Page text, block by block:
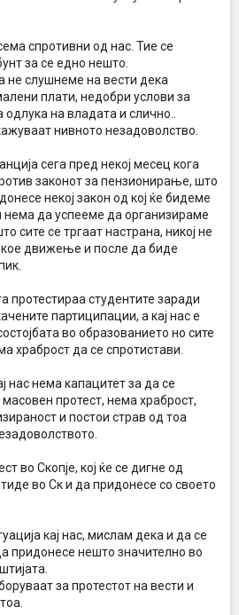
спротивни од нас. Тие се
за се едно нешто.
не слушнеме на вести дека
плати, недобри услови за
на владата и слично..
нивното незадоволство.
сега пред некој месец кога
законот за пензионирање, што
некој закон од кој ќе бидеме
нема да успееме да организираме
сите се тргаат настрана, никој не
движење и после да биде
протестираа студентите заради
партиципации, а кај нас е
во образованието но сите
храброст да се спротистави.
нас нема капацитет за да се
протест, нема храброст,
и постои страв од тоа
во Скопје, кој ќе се дигне од
во Ск и да придонесе со своето
кај нас, мислам дека и да се
придонесе нешто значително во
за протестот на вести и